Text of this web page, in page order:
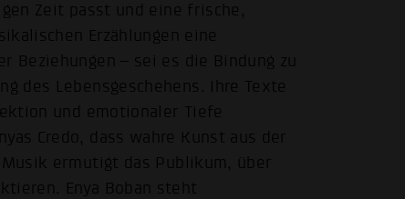
Zeit passt und eine frische,
Erzählungen eine
Beziehungen – sei es die Bindung zu
des Lebensgeschehens. Ihre Texte
und emotionaler Tiefe
Credo, dass wahre Kunst aus der
ermutigt das Publikum, über
Enya Boban steht